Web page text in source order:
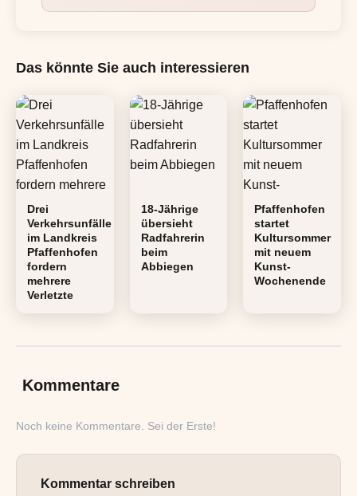
Das könnte Sie auch interessieren
Drei
Verkehrsunfälle
im Landkreis
Pfaffenhofen
fordern
mehrere
Verletzte
18-Jährige
übersieht
Radfahrerin
beim
Abbiegen
Pfaffenhofen
startet
Kultursommer
mit neuem
Kunst-
Wochenende
Kommentare
Noch keine Kommentare. Sei der Erste!
Kommentar schreiben